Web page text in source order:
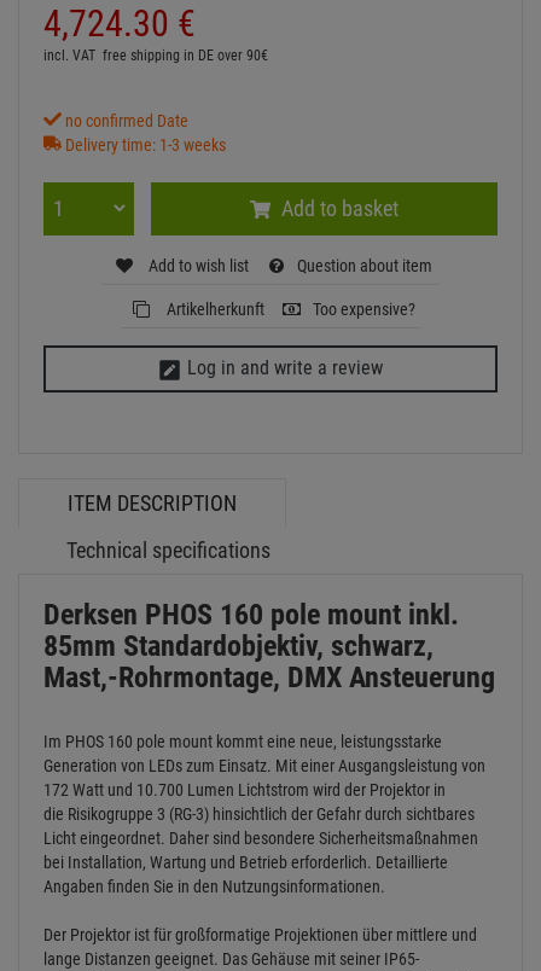
4,724.30 €
incl. VAT free shipping in DE over 90€
no confirmed Date
Delivery time: 1-3 weeks
Add to basket
Add to wish list Question about item
Artikelherkunft Too expensive?
Log in and write a review
ITEM DESCRIPTION
Technical specifications
Derksen PHOS 160 pole mount inkl.
85mm Standardobjektiv, schwarz,
Mast,-Rohrmontage, DMX Ansteuerung
Im PHOS 160 pole mount kommt eine neue, leistungsstarke
Generation von LEDs zum Einsatz. Mit einer Ausgangsleistung von
172 Watt und 10.700 Lumen Lichtstrom wird der Projektor in
die Risikogruppe 3 (RG-3) hinsichtlich der Gefahr durch sichtbares
Licht eingeordnet. Daher sind besondere Sicherheitsmaßnahmen
bei Installation, Wartung und Betrieb erforderlich. Detaillierte
Angaben finden Sie in den Nutzungsinformationen.
Der Projektor ist für großformatige Projektionen über mittlere und
lange Distanzen geeignet. Das Gehäuse mit seiner IP65-